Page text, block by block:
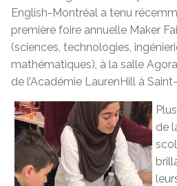
English-Montréal a tenu
première foire annuelle Maker
(sciences, technologies,
mathématiques), à la salle
de l’Académie LaurenHill à
de